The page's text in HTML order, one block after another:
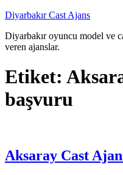
İçeriğe
Diyarbakır Cast Ajans
Diyarbakır oyuncu model ve
veren ajanslar.
Etiket:
başvuru
Aksaray Cast